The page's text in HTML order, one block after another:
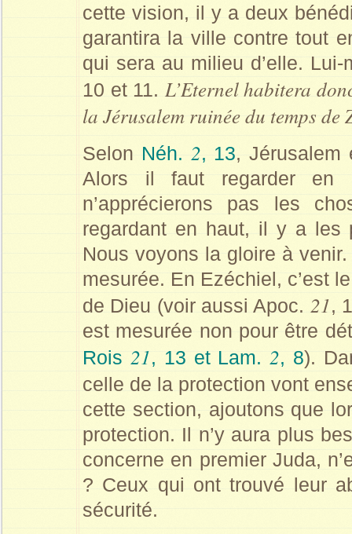
cette vision, il y a deux
garantira la ville contre tout
qui sera au milieu d’elle.
10 et 11. L’Eternel habitera
la Jérusalem ruinée du temps de
Selon Néh. 2, 13, Jérusalem
Alors il faut regarder en
n’apprécierons pas les
regardant en haut, il y a les
Nous voyons la gloire à
mesurée. En Ezéchiel, c’est
de Dieu (voir aussi Apoc. 21,
est mesurée non pour être
Rois 21, 13 et Lam. 2, 8).
celle de la protection vont
cette section, ajoutons que
protection. Il n’y aura plus
concerne en premier Juda,
? Ceux qui ont trouvé leur
sécurité.